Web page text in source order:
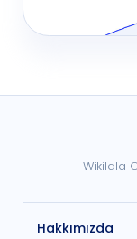
Wikilala
Hakkımızda